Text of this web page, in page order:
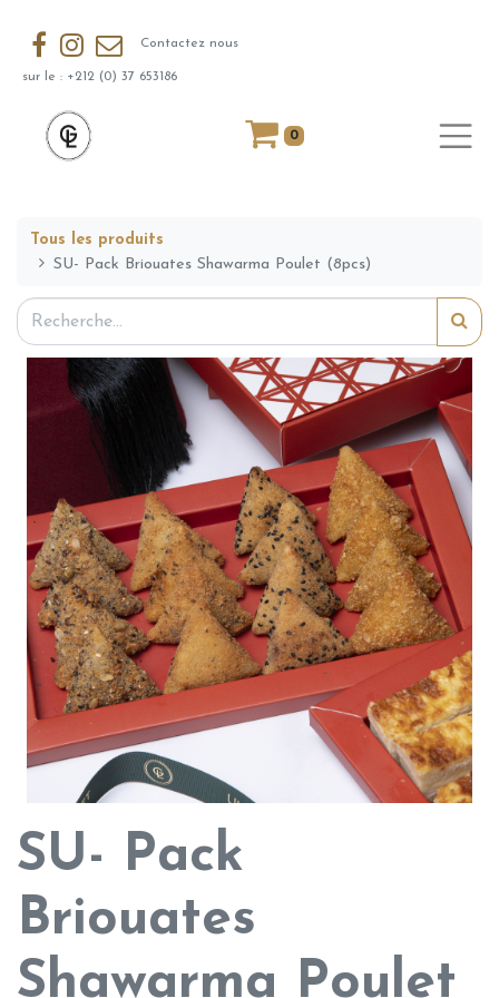
Contactez nous
sur le : +212 (0) 37 653186
0
Tous les produits
SU- Pack Briouates Shawarma Poulet (8pcs)
SU- Pack
Briouates
Shawarma Poulet